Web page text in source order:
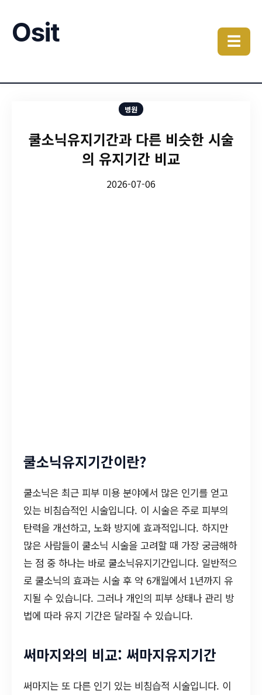
Osit ☰
병원
쿨소닉유지기간과 다른 비슷한 시술
의 유지기간 비교
2026-07-06
쿨소닉유지기간이란?
쿨소닉은 최근 피부 미용 분야에서 많은 인기를 얻고
있는 비침습적인 시술입니다. 이 시술은 주로 피부의
탄력을 개선하고, 노화 방지에 효과적입니다. 하지만
많은 사람들이 쿨소닉 시술을 고려할 때 가장 궁금해하
는 점 중 하나는 바로 쿨소닉유지기간입니다. 일반적으
로 쿨소닉의 효과는 시술 후 약 6개월에서 1년까지 유
지될 수 있습니다. 그러나 개인의 피부 상태나 관리 방
법에 따라 유지 기간은 달라질 수 있습니다.
써마지와의 비교: 써마지유지기간
써마지는 또 다른 인기 있는 비침습적 시술입니다. 이